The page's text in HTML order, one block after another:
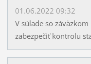
01.06.2022 09:32
V súlade so
zabezpečiť kontrolu